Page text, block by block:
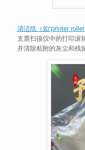
清洁纸（如“printer
支票扫描仪中的打印滚
并清除粘附的灰尘和残